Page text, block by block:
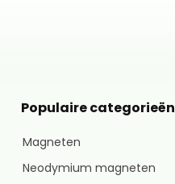
Populaire categorieën
Magneten
Neodymium magneten